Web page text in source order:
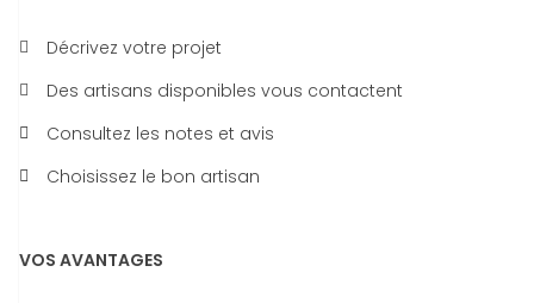
Décrivez votre projet
Des artisans disponibles vous contactent
Consultez les notes et avis
Choisissez le bon artisan
VOS AVANTAGES